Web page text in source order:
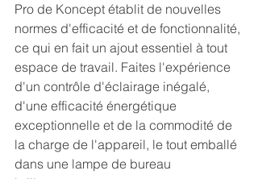
Pro de Koncept établit de nouvelles
normes d'efficacité et de fonctionnalité,
ce qui en fait un ajout essentiel à tout
espace de travail. Faites l'expérience
d'un contrôle d'éclairage inégalé,
d'une efficacité énergétique
exceptionnelle et de la commodité de
la charge de l'appareil, le tout emballé
dans une lampe de bureau